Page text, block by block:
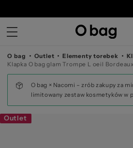
©
O bag Outlet Elementy torebek
Klapka O bag glam Trompe L oeil Bordeaux
O bag × Nacomi – zrób zakupy za
limitowany zestaw kosmetyków w
Outlet